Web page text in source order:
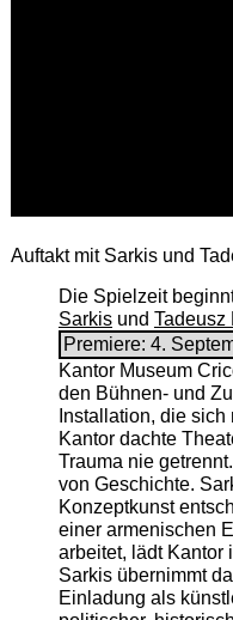
Auftakt mit Sarkis und
Die Spielzeit
Sarkisund Tadeusz
Premiere: 4.
Kantor Museum
den Bühnen- und
Installation, die
Kantor dachte
Trauma nie
von Geschichte.
Konzeptkunst
einer armenischen
arbeitet, lädt Kantor
Sarkis übernimmt
Einladung als